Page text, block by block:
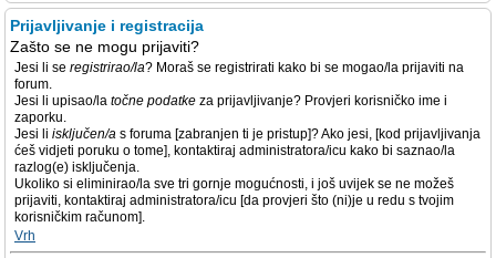
Prijavljivanje i registracija
Zašto se ne mogu prijaviti?
Jesi li se registrirao/la? Moraš se registrirati kako bi se mogao/la prijaviti na
forum.
Jesi li upisao/la točne podatke za prijavljivanje? Provjeri korisničko ime i
zaporku.
Jesi li isključen/a s foruma [zabranjen ti je pristup]? Ako jesi, [kod prijavljivanja
ćeš vidjeti poruku o tome], kontaktiraj administratora/icu kako bi saznao/la
razlog(e) isključenja.
Ukoliko si eliminirao/la sve tri gornje mogućnosti, i još uvijek se ne možeš
prijaviti, kontaktiraj administratora/icu [da provjeri što (ni)je u redu s tvojim
korisničkim računom].
Vrh